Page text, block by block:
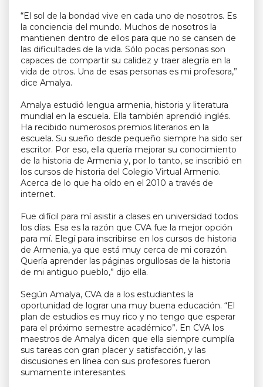
“El sol de la bondad vive en cada uno de nosotros. Es
la conciencia del mundo. Muchos de nosotros la
mantienen dentro de ellos para que no se cansen de
las dificultades de la vida. Sólo pocas personas son
capaces de compartir su calidez y traer alegría en la
vida de otros. Una de esas personas es mi profesora,”
dice Amalya.
Amalya estudió lengua armenia, historia y literatura
mundial en la escuela. Ella también aprendió inglés.
Ha recibido numerosos premios literarios en la
escuela. Su sueño desde pequeño siempre ha sido ser
escritor. Por eso, ella quería mejorar su conocimiento
de la historia de Armenia y, por lo tanto, se inscribió en
los cursos de historia del Colegio Virtual Armenio.
Acerca de lo que ha oído en el 2010 a través de
internet.
Fue difícil para mí asistir a clases en universidad todos
los días. Esa es la razón que CVA fue la mejor opción
para mí. Elegí para inscribirse en los cursos de historia
de Armenia, ya que está muy cerca de mi corazón.
Quería aprender las páginas orgullosas de la historia
de mi antiguo pueblo,” dijo ella.
Según Amalya, CVA da a los estudiantes la
oportunidad de lograr una muy buena educación. “El
plan de estudios es muy rico y no tengo que esperar
para el próximo semestre académico”. En CVA los
maestros de Amalya dicen que ella siempre cumplía
sus tareas con gran placer y satisfacción, y las
discusiones en línea con sus profesores fueron
sumamente interesantes.